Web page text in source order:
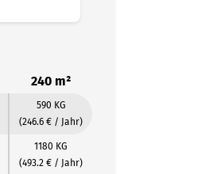
240 m²
590 KG
(246.6 € / Jahr)
1180 KG
(493.2 € / Jahr)